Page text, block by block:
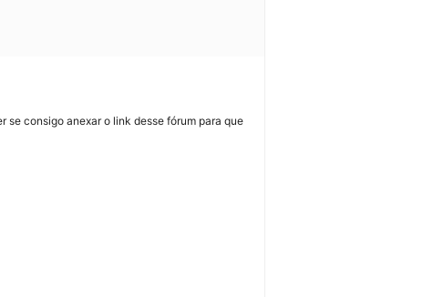
se consigo anexar o link desse fórum para que